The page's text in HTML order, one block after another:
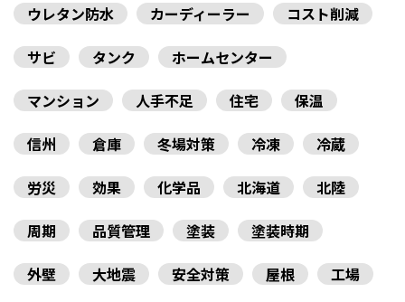
ウレタン防水
カーディーラー
コスト削減
サビ
タンク
ホームセンター
マンション
人手不足 住宅
保温
信州
倉庫 冬場対策 冷凍
冷蔵
労災
効果 化学品 北海道
北陸
周期
品質管理 塗装
塗装時期
外壁
大地震 安全対策 屋根
工場